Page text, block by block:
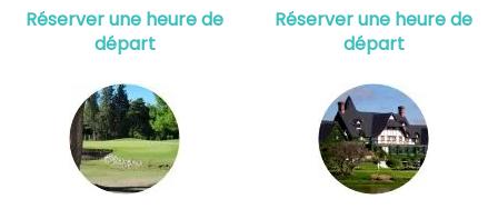
Réserver une heure de
départ
Réserver une heure de
départ